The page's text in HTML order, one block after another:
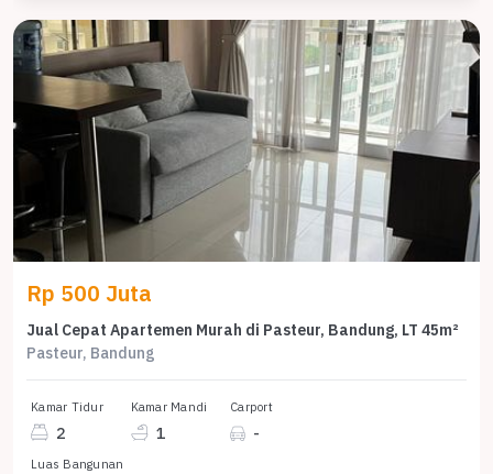
Rp 500 Juta
Jual Cepat Apartemen Murah di Pasteur, Bandung, LT 45m²
Pasteur, Bandung
Kamar Tidur
2
Kamar Mandi
1
Carport
-
Luas Bangunan